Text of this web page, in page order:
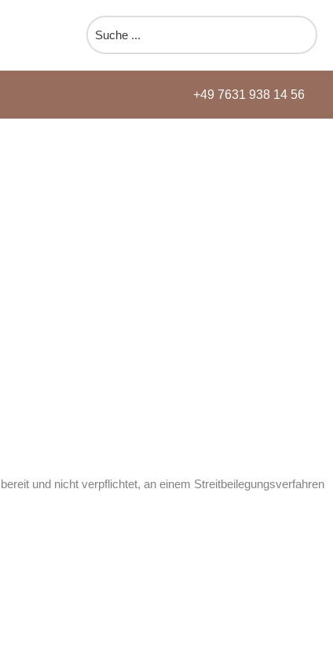
Search
for:
+49 7631 938 14 56
und nicht verpflichtet, an einem Streitbeilegungsverfahren